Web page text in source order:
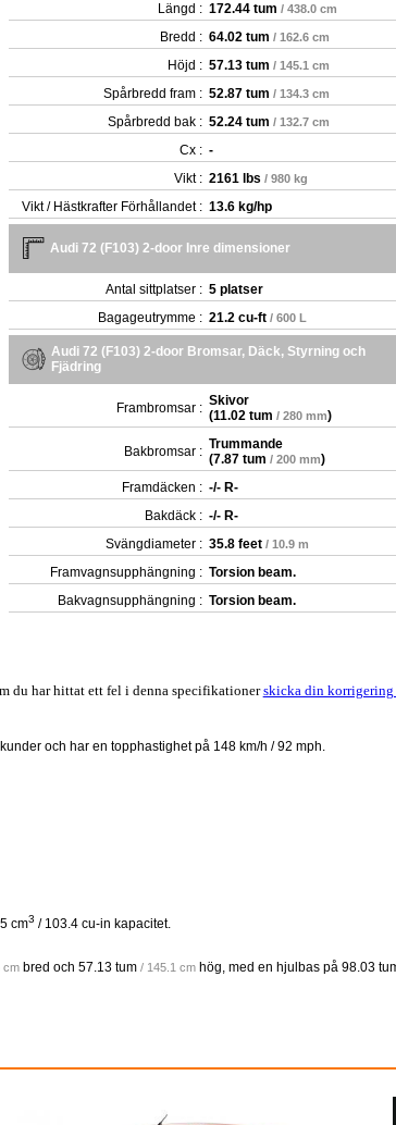
Längd : 172.44 tum / 438.0 cm
Bredd : 64.02 tum / 162.6 cm
Höjd : 57.13 tum / 145.1 cm
Spårbredd fram : 52.87 tum / 134.3 cm
Spårbredd bak : 52.24 tum / 132.7 cm
Cx : -
Vikt : 2161 lbs / 980 kg
Vikt / Hästkrafter Förhållandet : 13.6 kg/hp
Audi 72 (F103) 2-door Inre dimensioner
Antal sittplatser : 5 platser
Bagageutrymme : 21.2 cu-ft / 600 L
Audi 72 (F103) 2-door Bromsar, Däck, Styrning och
Fjädring
Frambromsar : Skivor
(11.02 tum / 280 mm)
Bakbromsar : Trummande
(7.87 tum / 200 mm)
Framdäcken : -/- R-
Bakdäck : -/- R-
Svängdiameter : 35.8 feet / 10.9 m
Framvagnsupphängning : Torsion beam.
Bakvagnsupphängning : Torsion beam.
du har hittat ett fel i denna specifikationerskicka din korrigering
och har en topphastighet på 148 km/h / 92 mph.
cm3 / 103.4 cu-in kapacitet.
cm bred och 57.13 tum / 145.1 cm hög, med en hjulbas på 98.03